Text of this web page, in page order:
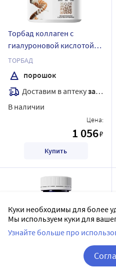
Торбад коллаген с
гиалуроновой кислотой
биотином и коэнзимом
q10 180 гр порошок со
вкусом печенье-топленое
молоко
ТОРБАД
порошок
Доставим в аптекузавтра
В наличии
Цена:
1 056₽
Купить
Доктор море селен+цинк
Куки необходимы для более
Мы используем куки для
Узнайте больше про